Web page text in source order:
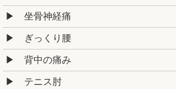
坐骨神経痛
ぎっくり腰
背中の痛み
テニス肘